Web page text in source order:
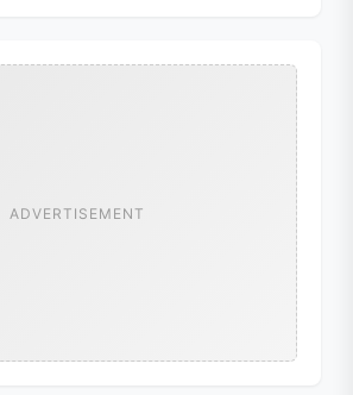
ADVERTISEMENT